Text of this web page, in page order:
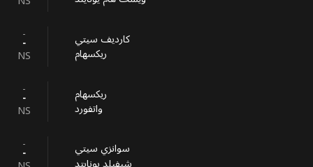
--
NS
كارديف سيتي
ريكسهام
--
NS
ريكسهام
واتفورد
-- سوانزي سيتي